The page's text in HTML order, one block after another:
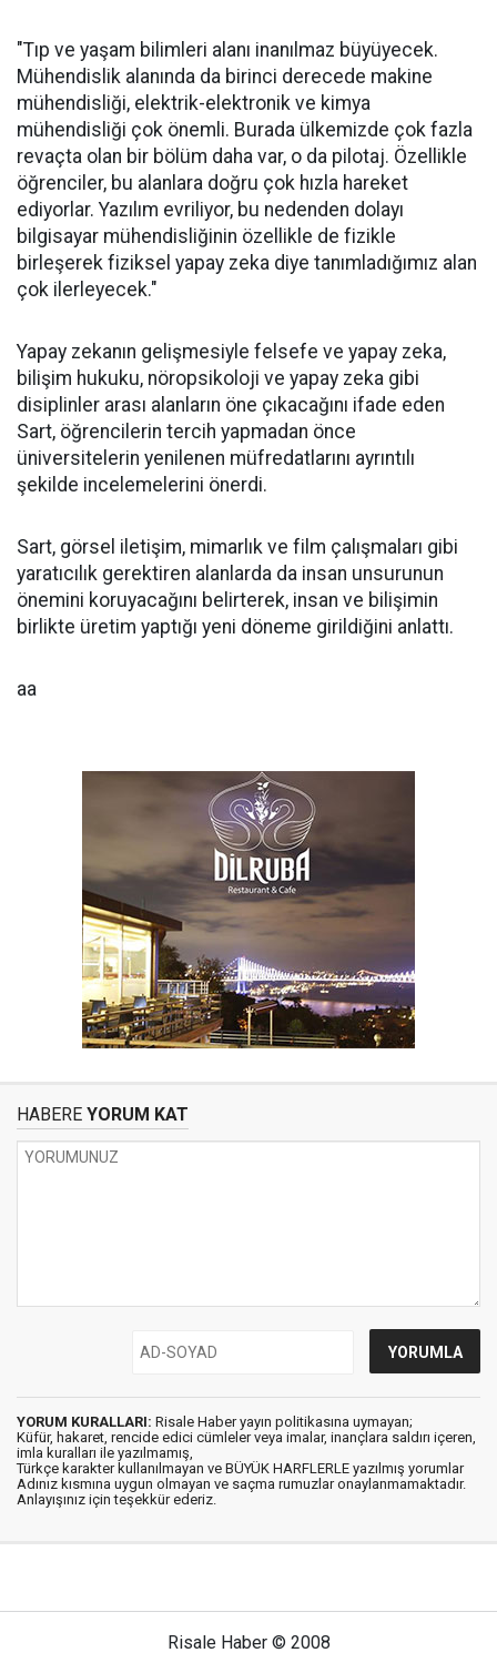
"Tıp ve yaşam bilimleri alanı inanılmaz büyüyecek.
Mühendislik alanında da birinci derecede makine
mühendisliği, elektrik-elektronik ve kimya
mühendisliği çok önemli. Burada ülkemizde çok fazla
revaçta olan bir bölüm daha var, o da pilotaj. Özellikle
öğrenciler, bu alanlara doğru çok hızla hareket
ediyorlar. Yazılım evriliyor, bu nedenden dolayı
bilgisayar mühendisliğinin özellikle de fizikle
birleşerek fiziksel yapay zeka diye tanımladığımız alan
çok ilerleyecek."
Yapay zekanın gelişmesiyle felsefe ve yapay zeka,
bilişim hukuku, nöropsikoloji ve yapay zeka gibi
disiplinler arası alanların öne çıkacağını ifade eden
Sart, öğrencilerin tercih yapmadan önce
üniversitelerin yenilenen müfredatlarını ayrıntılı
şekilde incelemelerini önerdi.
Sart, görsel iletişim, mimarlık ve film çalışmaları gibi
yaratıcılık gerektiren alanlarda da insan unsurunun
önemini koruyacağını belirterek, insan ve bilişimin
birlikte üretim yaptığı yeni döneme girildiğini anlattı.
aa
HABERE YORUM KAT
YORUM KURALLARI: Risale Haber yayın politikasına uymayan;
Küfür, hakaret, rencide edici cümleler veya imalar, inançlara saldırı içeren,
imla kuralları ile yazılmamış,
Türkçe karakter kullanılmayan ve BÜYÜK HARFLERLE yazılmış yorumlar
Adınız kısmına uygun olmayan ve saçma rumuzlar onaylanmamaktadır.
Anlayışınız için teşekkür ederiz.
Risale Haber © 2008